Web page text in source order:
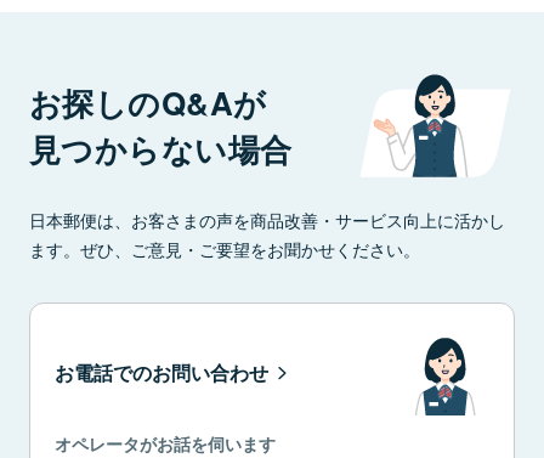
お探しのQ&Aが
見つからない場合
日本郵便は、お客さまの声を商品改善・サービス向上に活かし
ます。ぜひ、ご意見・ご要望をお聞かせください。
お電話でのお問い合わせ
オペレータがお話を伺います